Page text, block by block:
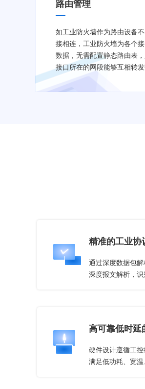
路由管理
如工业防火墙作为路由设备
接相连，工业防火墙为各个
数据，无需配置静态路由表，
接口所在的网段能够互相转发
精准的工业协
通过深度数据包
深度报文解析，识
高可靠低时延
硬件设计遵循工
满足低功耗、宽温